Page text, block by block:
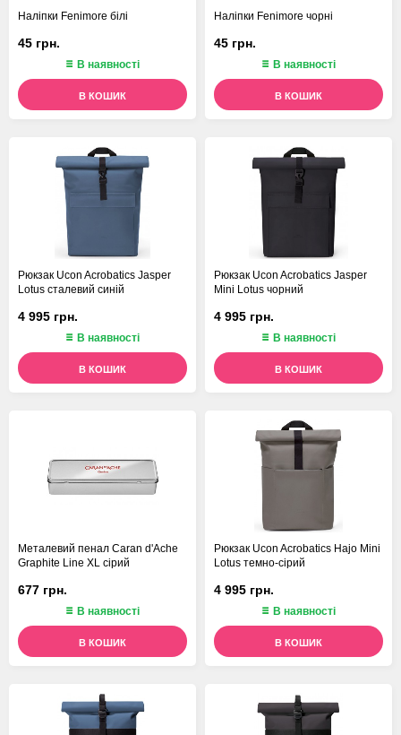
Наліпки Fenimore білі
45 грн.
В наявності
В КОШИК
Наліпки Fenimore чорні
45 грн.
В наявності
В КОШИК
Рюкзак Ucon Acrobatics Jasper
Lotus сталевий синій
4 995 грн.
В наявності
В КОШИК
Рюкзак Ucon Acrobatics Jasper
Mini Lotus чорний
4 995 грн.
В наявності
В КОШИК
Металевий пенал Caran d'Ache
Graphite Line XL сірий
677 грн.
В наявності
В КОШИК
Рюкзак Ucon Acrobatics Hajo Mini
Lotus темно-сірий
4 995 грн.
В наявності
В КОШИК